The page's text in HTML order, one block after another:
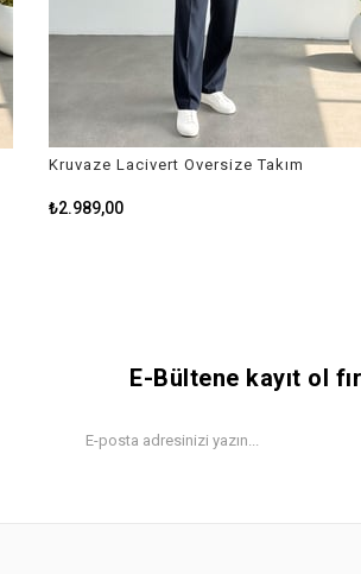
Kruvaze Lacivert Oversize Takım
₺2.989,00
E-Bültene kayıt ol